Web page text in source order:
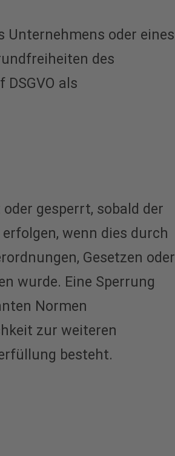
Unternehmens oder eines
des
als
gesperrt, sobald der
wenn dies durch
Gesetzen oder
wurde. Eine Sperrung
Normen
zur weiteren
besteht.